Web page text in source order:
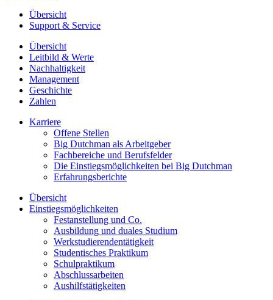
Übersicht
Support & Service
Übersicht
Leitbild & Werte
Nachhaltigkeit
Management
Geschichte
Zahlen
Karriere
Offene Stellen
Big Dutchman als Arbeitgeber
Fachbereiche und Berufsfelder
Die Einstiegsmöglichkeiten bei Big Dutchman
Erfahrungsberichte
Übersicht
Einstiegsmöglichkeiten
Festanstellung und Co.
Ausbildung und duales Studium
Werkstudierendentätigkeit
Studentisches Praktikum
Schulpraktikum
Abschlussarbeiten
Aushilfstätigkeiten